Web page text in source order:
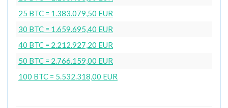
25 BTC = 1.383.079,50 EUR
30 BTC = 1.659.695,40 EUR
40 BTC = 2.212.927,20 EUR
50 BTC = 2.766.159,00 EUR
100 BTC = 5.532.318,00 EUR